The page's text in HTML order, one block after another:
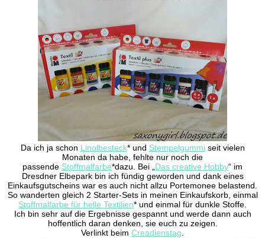
Da ich ja schon Linolbesteck* und Stempelgummiseit vielen
Monaten da habe, fehlte nur noch die
passende Stoffmalfarbe*dazu. Bei „ Das creative Hobby“ im
Dresdner Elbepark bin ich fündig geworden und dank eines
Einkaufsgutscheins war es auch nicht allzu Portemonee belastend.
So wanderten gleich 2 Starter-Sets in meinen Einkaufskorb, einmal
Stoffmalfarbe für helle Textilien* und einmal für dunkle Stoffe.
Ich bin sehr auf die Ergebnisse gespannt und werde dann auch
hoffentlich daran denken, sie euch zu zeigen.
Verlinkt beim Creadienstag